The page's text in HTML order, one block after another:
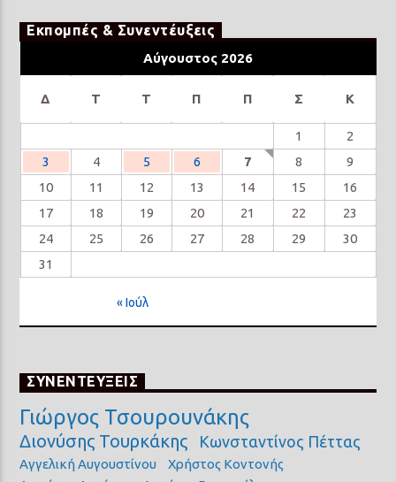
Εκπομπές & Συνεντέυξεις
Αύγουστος 2026
Δ Τ Τ Π Π Σ Κ
1
2
3
4 5 6 7 8
9
10
11 12 13 14 15
16
17
18 19 20 21 22
23
24
25 26 27 28 29
30
31
« Ιούλ
ΣΥΝΕΝΤΕΥΞΕΙΣ
Γιώργος Τσουρουνάκης
Διονύσης Τουρκάκης Κωνσταντίνος Πέττας
Αγγελική Αυγουστίνου
Χρήστος Κοντονής